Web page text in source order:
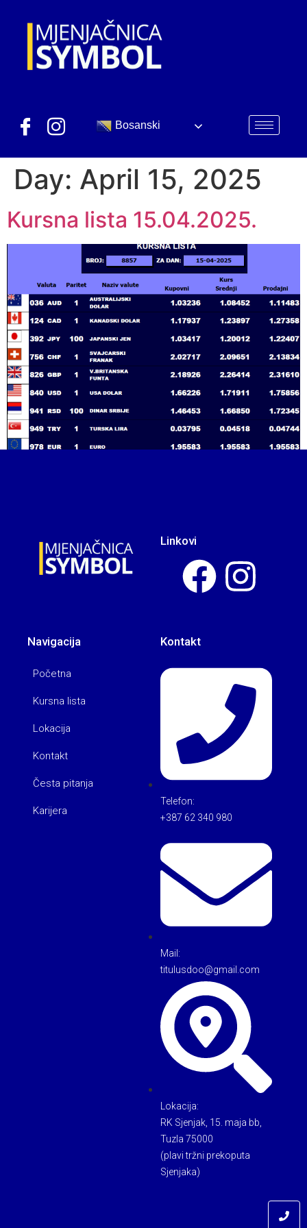
Bosanski
Day: April 15, 2025
Kursna lista 15.04.2025.
Linkovi
Navigacija
Početna
Kursna lista
Lokacija
Kontakt
Česta pitanja
Karijera
Kontakt
Telefon:
+387 62 340 980
Mail:
titulusdoo@gmail.com
Lokacija:
RK Sjenjak, 15. maja bb,
Tuzla 75000
(plavi tržni prekoputa
Sjenjaka)